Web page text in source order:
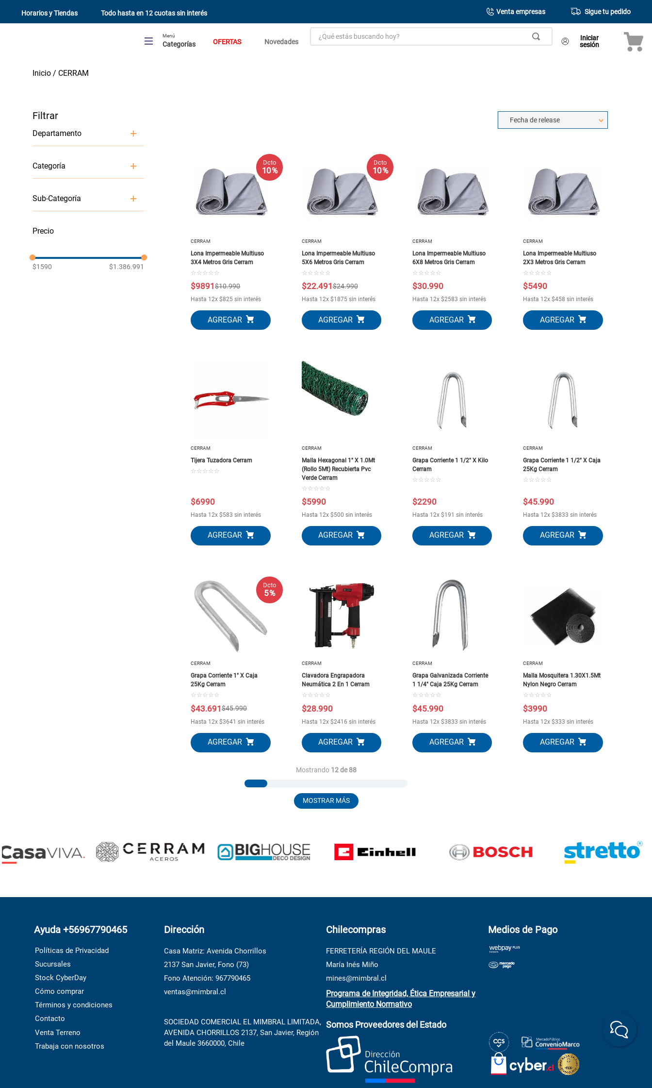
Horarios y Tiendas Todo hasta en 12 cuotas sin interés Venta empresas Sigue tu pedido
Menú
Categorías OFERTAS Novedades
¿Qué estás buscando hoy?
Iniciar
sesión
CERRAM
Departamento
Herramientas y Maquinarias
Pintura y Terminaciones
Organización y Limpieza
Jardín y Terraza
Categoría
Protección para puertas y
ventanas
Herramientas de Construcción
Herramientas y Maquinaria de
jardín
Sub-Categoría
Malla Mosquiteros
Otras Mallas
Grapas y engrapadoras
$1590 $1.386.991
Fecha de release
Dcto
10 %
CERRAM
Lona Impermeable Multiuso
3X4 Metros Gris Cerram
☆ ☆ ☆ ☆ ☆
$10.990
$9891
Hasta 12x$825 sin interés
Dcto
10 %
CERRAM
Lona Impermeable Multiuso
5X6 Metros Gris Cerram
☆ ☆ ☆ ☆ ☆
$24.990
$22.491
Hasta 12x $1875sin interés
CERRAM
Lona Impermeable Multiuso
6X8 Metros Gris Cerram
☆ ☆ ☆ ☆ ☆
$30.990
Hasta 12x $2583 sin interés
CERRAM
Lona Impermeable Multiuso
2X3 Metros Gris Cerram
☆ ☆ ☆ ☆ ☆
$5490
Hasta 12x$458 sin interés
CERRAM
Tijera Tuzadora Cerram
☆ ☆ ☆ ☆ ☆
$6990
Hasta 12x$583 sin interés
CERRAM
Malla Hexagonal 1" X 1.0Mt
(Rollo 5Mt) Recubierta Pvc
Verde Cerram
☆ ☆ ☆ ☆ ☆
$5990
Hasta 12x $500 sin interés
CERRAM
Grapa Corriente 1 1/2" X Kilo
Cerram
☆ ☆ ☆ ☆ ☆
$2290
Hasta 12x $191 sin interés
CERRAM
Grapa Corriente 1 1/2" X Caja
25Kg Cerram
☆ ☆ ☆ ☆ ☆
$45.990
Hasta 12x$3833 sin interés
Dcto
5 %
CERRAM
Grapa Corriente 1" X Caja
25Kg Cerram
☆ ☆ ☆ ☆ ☆
$45.990
$43.691
Hasta 12x$3641 sin interés
CERRAM
Clavadora Engrapadora
Neumática 2 En 1 Cerram
☆ ☆ ☆ ☆ ☆
$28.990
Hasta 12x $2416 sin interés
CERRAM
Grapa Galvanizada Corriente
1 1/4" Caja 25Kg Cerram
☆ ☆ ☆ ☆ ☆
$45.990
Hasta 12x $3833 sin interés
CERRAM
Malla Mosquitera 1.30X1.5Mt
Nylon Negro Cerram
☆ ☆ ☆ ☆ ☆
$3990
Hasta 12x$333 sin interés
Mostrando 12 de 88
MOSTRAR MÁS
Ayuda +56967790465
Políticas de Privacidad
Sucursales
Stock CyberDay
Cómo comprar
Términos y condiciones
Contacto
Venta Terreno
Trabaja con nosotros
Dirección
Casa Matriz: Avenida Chorrillos
2137 San Javier, Fono (73)
Fono Atención: 967790465
ventas@mimbral.cl
SOCIEDAD COMERCIAL EL MIMBRAL LIMITADA,
AVENIDA CHORRILLOS 2137, San Javier, Región
del Maule 3660000, Chile
Chilecompras
FERRETERÍA REGIÓN DEL MAULE
María Inés Miño
mines@mimbral.cl
Programa de Integridad, Ética Empresarial y
Cumplimiento Normativo
Somos Proveedores del Estado
Medios de Pago
generador
puerta
.
porcelanato